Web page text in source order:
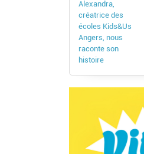
Alexandra,
créatrice des
écoles Kids&Us
Angers, nous
raconte son
histoire